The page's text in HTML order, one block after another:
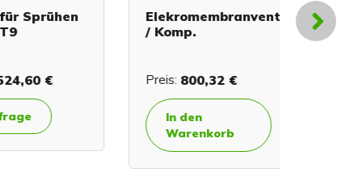
Sprühen
€
Elekromembranventile
/ Komp.
Preis: 800,32 €
In den
Warenkorb